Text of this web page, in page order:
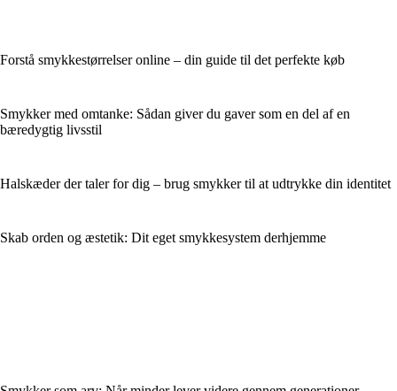
Forstå smykkestørrelser online – din guide til det perfekte køb
Smykker med omtanke: Sådan giver du gaver som en del af en
bæredygtig livsstil
Halskæder der taler for dig – brug smykker til at udtrykke din identitet
Skab orden og æstetik: Dit eget smykkesystem derhjemme